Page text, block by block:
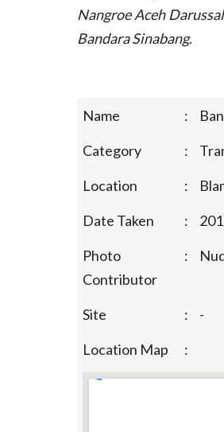
Nangroe Aceh
Bandara Sinabang.
Name :
Category
:
Location
:
Date Taken
:
Photo
Contributor
:
Site :
-
Location Map
: